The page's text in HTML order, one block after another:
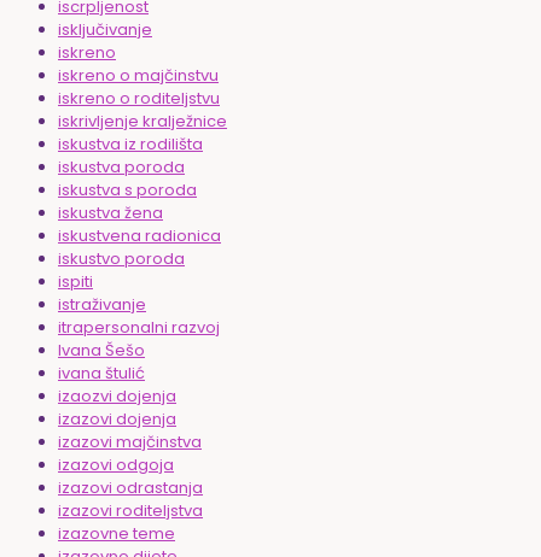
iscrpljenost
isključivanje
iskreno
iskreno o majčinstvu
iskreno o roditeljstvu
iskrivljenje kralježnice
iskustva iz rodilišta
iskustva poroda
iskustva s poroda
iskustva žena
iskustvena radionica
iskustvo poroda
ispiti
istraživanje
itrapersonalni razvoj
Ivana Šešo
ivana štulić
izaozvi dojenja
izazovi dojenja
izazovi majčinstva
izazovi odgoja
izazovi odrastanja
izazovi roditeljstva
izazovne teme